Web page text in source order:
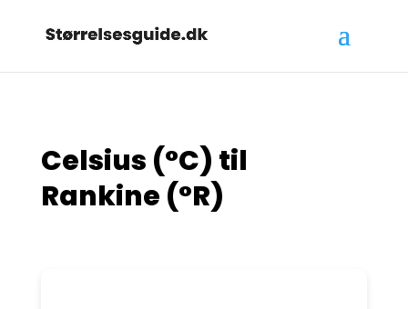
Celsius (°C) til
Rankine (°R)